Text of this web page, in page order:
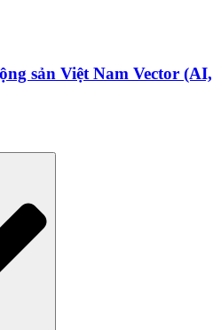
sản Việt Nam Vector (AI,